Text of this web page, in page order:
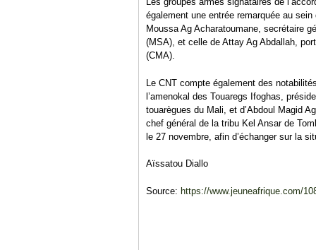
également une entrée remarquée au
Moussa Ag Acharatoumane, secrétaire
(MSA), et celle de Attay Ag Abdallah,
(CMA).
Le CNT compte également des
l’amenokal des Touaregs Ifoghas,
touarègues du Mali, et d’Abdoul Magid
chef général de la tribu Kel Ansar de
le 27 novembre, afin d’échanger sur la
Aïssatou Diallo
Source: https://www.jeuneafrique.com/